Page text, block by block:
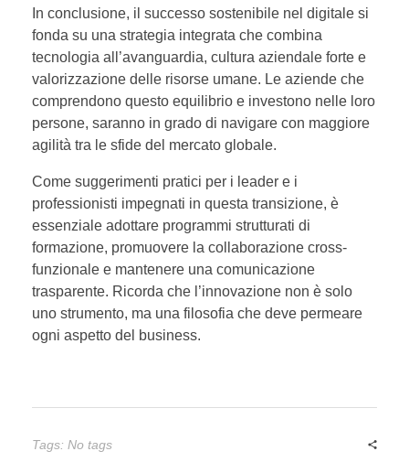
In conclusione, il successo sostenibile nel digitale si
fonda su una strategia integrata che combina
tecnologia all’avanguardia, cultura aziendale forte e
valorizzazione delle risorse umane. Le aziende che
comprendono questo equilibrio e investono nelle loro
persone, saranno in grado di navigare con maggiore
agilità tra le sfide del mercato globale.
Come suggerimenti pratici per i leader e i
professionisti impegnati in questa transizione, è
essenziale adottare programmi strutturati di
formazione, promuovere la collaborazione cross-
funzionale e mantenere una comunicazione
trasparente. Ricorda che l’innovazione non è solo
uno strumento, ma una filosofia che deve permeare
ogni aspetto del business.
Tags: No tags